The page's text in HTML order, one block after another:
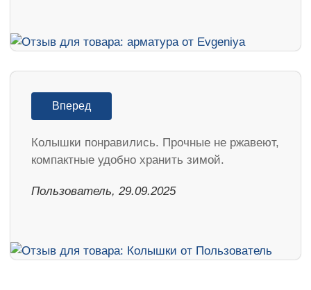
Вперед
Колышки понравились. Прочные не ржавеют,
компактные удобно хранить зимой.
Пользователь, 29.09.2025